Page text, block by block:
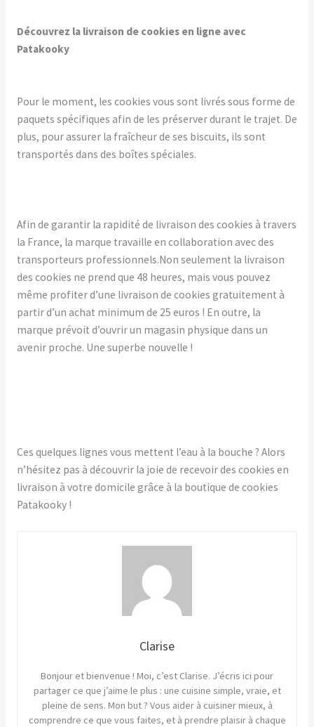
Découvrez la livraison de cookies en ligne avec
Patakooky
Pour le moment, les cookies vous sont livrés sous forme de
paquets spécifiques afin de les préserver durant le trajet. De
plus, pour assurer la fraîcheur de ses biscuits, ils sont
transportés dans des boîtes spéciales.
Afin de garantir la rapidité de livraison des cookies à travers
la France, la marque travaille en collaboration avec des
transporteurs professionnels.Non seulement la livraison
des cookies ne prend que 48 heures, mais vous pouvez
même profiter d’une livraison de cookies gratuitement à
partir d’un achat minimum de 25 euros ! En outre, la
marque prévoit d’ouvrir un magasin physique dans un
avenir proche. Une superbe nouvelle !
Ces quelques lignes vous mettent l’eau à la bouche ? Alors
n’hésitez pas à découvrir la joie de recevoir des cookies en
livraison à votre domicile grâce à la boutique de cookies
Patakooky !
Clarise
Bonjour et bienvenue ! Moi, c’est Clarise. J’écris ici pour
partager ce que j’aime le plus : une cuisine simple, vraie, et
pleine de sens. Mon but ? Vous aider à cuisiner mieux, à
comprendre ce que vous faites, et à prendre plaisir à chaque